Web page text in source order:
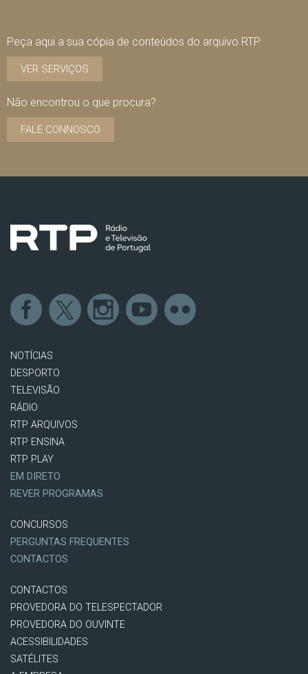
Peça aqui a sua cópia de conteúdos do arquivo RTP
VER SERVIÇOS
Não encontrou o que procura?
FALE CONNOSCO
NOTÍCIAS
DESPORTO
TELEVISÃO
RÁDIO
RTP ARQUIVOS
RTP ENSINA
RTP PLAY
EM DIRETO
REVER PROGRAMAS
CONCURSOS
PERGUNTAS FREQUENTES
CONTACTOS
CONTACTOS
PROVEDORA DO TELESPECTADOR
PROVEDORA DO OUVINTE
ACESSIBILIDADES
SATÉLITES